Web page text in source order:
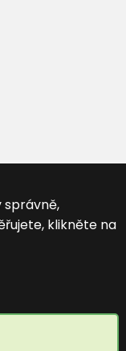
správně,
klikněte na